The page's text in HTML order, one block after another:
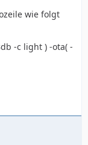
wie folgt
-c light ) -ota( -